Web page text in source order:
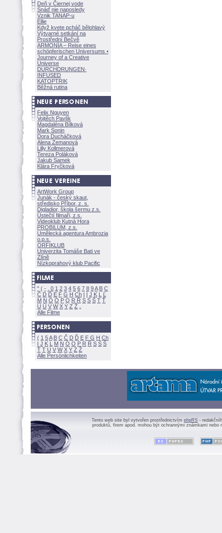
Deň v Čiernej vode
Snáď nie naposledy
Vznik TANAP-u
Ellie
Když kvete pcháč bělohlavý
Výtvarné setkání na
Prostřední Bečvě
ARMONÍA – Reise eines
schöpferischen Universums •
Journey of a Creative
Universe
DURCHDRUNGEN·
INFUSED
KATOPTRIK
Běžná rutina
Felix Nguyen
Vojtěch Pavlík
Magdaléna Bílkov
Mark Sonin
Dora Ducháčkov
Alena Zemanov
Lilly Kollmerov
Tereza Polákov
Jakub Samek
Klára Fryčkov
ArtWork Group
Junák - český skaut,
středisko Příbor, z. s.
Digladior, škola šermu z.s.
Ústečtí filmaři, z.s.
Videoklub Kutná Hora
PROBILUM, z.s.
Umělecká agentura Ambrozia
o.p.s.
ORFIKLUB
Univerzita Tomáše Bati ve
Zlíně
Nízkoprahový klub Pacific
" ( - 0 1 2 3 4 5 6 7 8 9A B C
Č D Ď E F G H Ch I Í J K L
Ľ
M N O Ó P Q R Ř S Ś T Ť
U Ú V W X Y Z
Alle Filme
( 1 5A B C Č D Ď E F G H Ch
I J K L M N Ó O P R Ř S Ś
Ť T U V W X Y Z
Alle Persönlichkeiten
Tento web site byl vytvořen prostřednictvím phpRS -
produktů, firem apod. mohou být ochrannými známkami